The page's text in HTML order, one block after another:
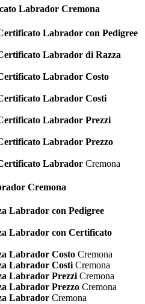
Labrador Cremona
Labrador con Pedigree
Labrador di Razza
Labrador Costo
Labrador Costi
Labrador Prezzi
Labrador Prezzo
Labrador Cremona
Cremona
Labrador con Pedigree
Labrador con Certificato
Labrador Costo Cremona
Labrador Costi Cremona
Labrador Prezzi Cremona
Labrador Prezzo Cremona
Labrador Cremona